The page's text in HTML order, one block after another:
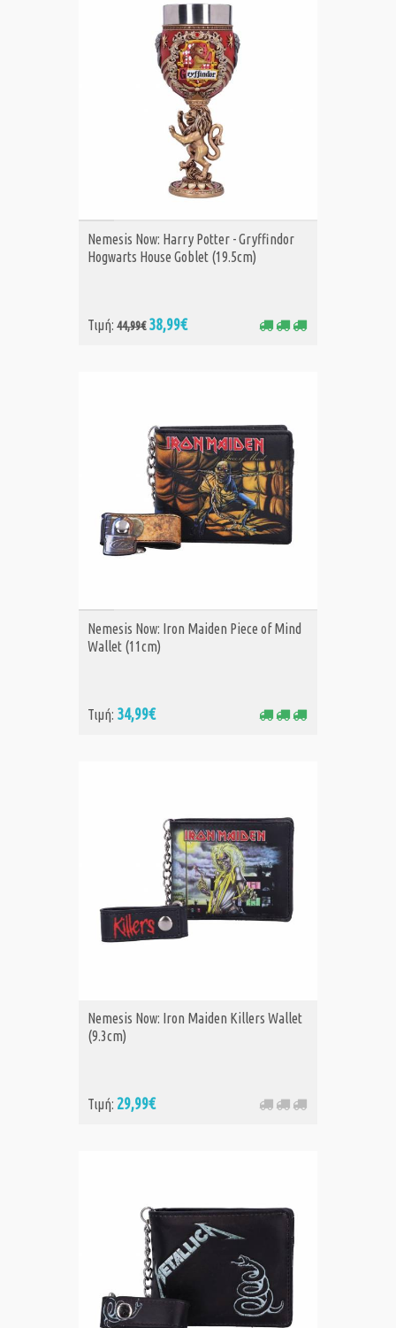
ΑΓΟΡΑ
Nemesis Now: Harry Potter - Gryffindor
Hogwarts House Goblet (19.5cm)
Τιμή: 44,99€ 38,99€
ΑΓΟΡΑ
Nemesis Now: Iron Maiden Piece of Mind
Wallet (11cm)
Τιμή: 34,99€
Nemesis Now: Iron Maiden Killers Wallet
(9.3cm)
Τιμή: 29,99€